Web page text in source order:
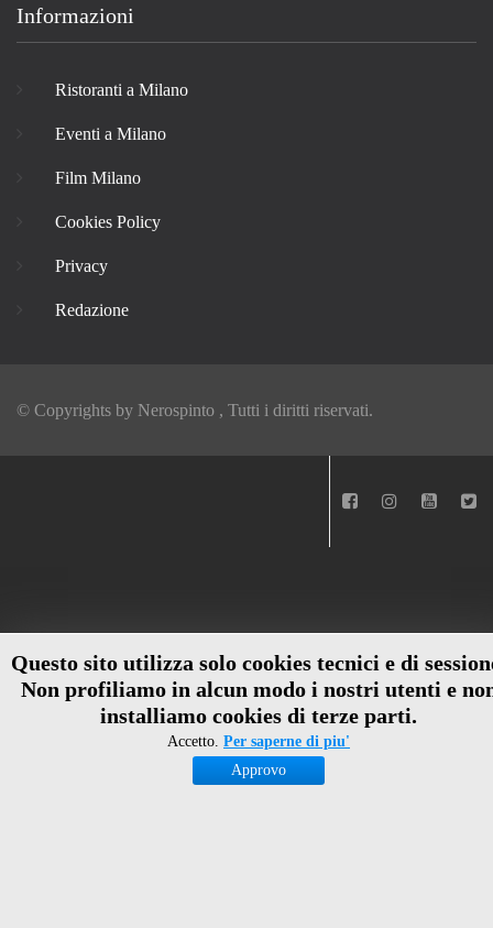
Questo sito utilizza solo cookies tecnici e di
Non profiliamo in alcun modo i nostri utenti e
installiamo cookies di terze parti.
Accetto. Per saperne di piu'
Approvo
Informazioni
Ristoranti a Milano
Eventi a Milano
Film Milano
Cookies Policy
Privacy
Redazione
© Copyrights by Nerospinto , Tutti i diritti riservati.